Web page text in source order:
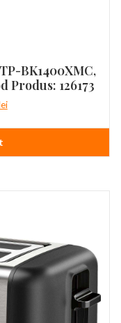
BK1400XMC,
Produs: 126173
Prețul
este: